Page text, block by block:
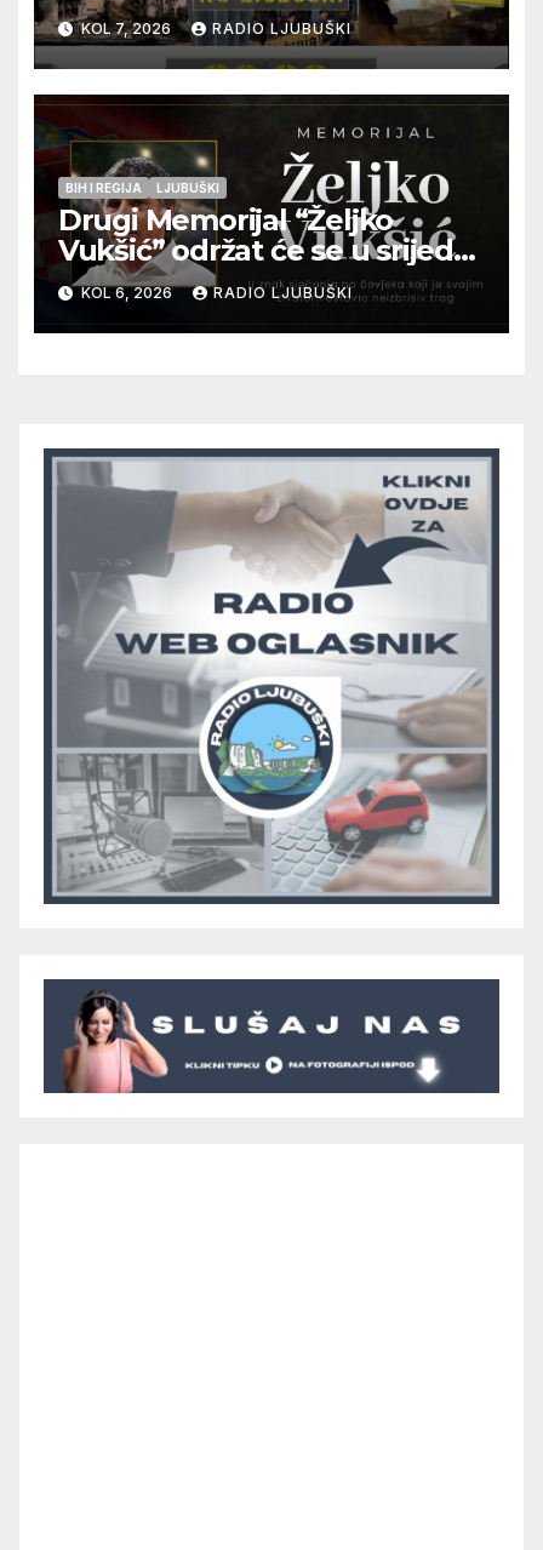
pogibije generala Blaža
Kraljevića i osmorice
pripadnika HOS-a
KOL 7, 2026 RADIO LJUBUŠKI
BIH I REGIJA LJUBUŠKI
Drugi Memorijal “Željko
Vukšić” održat će se u srijedu
12. kolovoza u Otoku
KOL 6, 2026 RADIO LJUBUŠKI